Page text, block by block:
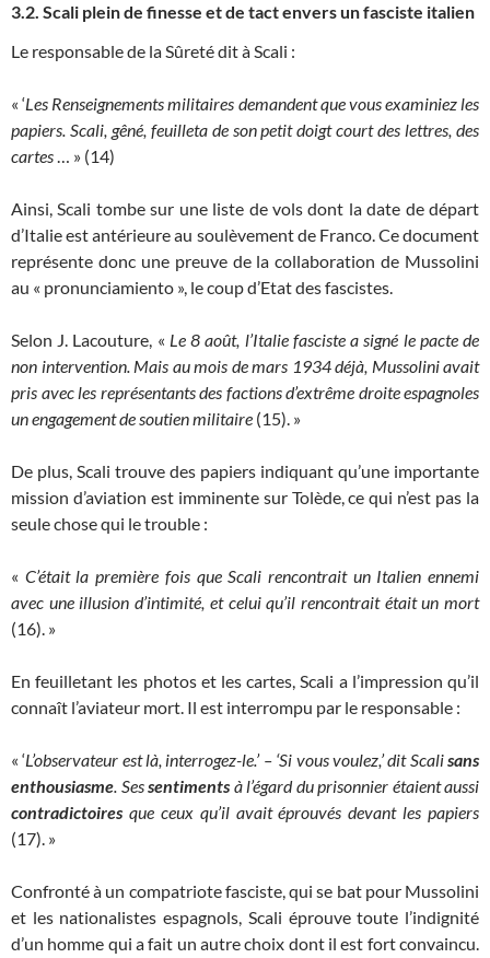
3.2. Scali plein de finesse et de tact envers un fasciste italien
Le responsable de la Sûreté dit à Scali :
« ‘Les Renseignements militaires demandent que vous examiniez les
papiers. Scali, gêné, feuilleta de son petit doigt court des lettres, des
cartes… » (14)
Ainsi, Scali tombe sur une liste de vols dont la date de départ
d’Italie est antérieure au soulèvement de Franco. Ce document
représente donc une preuve de la collaboration de Mussolini
au « pronunciamiento », le coup d’Etat des fascistes.
Selon J. Lacouture, « Le 8 août, l’Italie fasciste a signé le pacte de
non­ intervention. Mais au mois de mars 1934 déjà, Mussolini avait
pris avec les représentants des factions d’extrême droite espagnoles
un engagement de soutien militaire (15). »
De plus, Scali trouve des papiers indiquant qu’une importante
mission d’aviation est imminente sur Tolède, ce qui n’est pas la
seule chose qui le trouble :
« C’était la première fois que Scali rencontrait un Italien ennemi
avec une illusion d’intimité, et celui qu’il rencontrait était un mort
(16). »
En feuilletant les photos et les cartes, Scali a l’impression qu’il
connaît l’aviateur mort. Il est interrompu par le responsable :
« ‘L’observateur est là, interrogez-le.’ – ‘Si vous voulez,’ dit Scalisans
enthousiasme. Sessentiments à l’égard du prisonnier étaient aussi
contradictoires que ceux qu’il avait éprouvés devant les papiers
(17). »
Confronté à un compatriote fasciste, qui se bat pour Mussolini
et les nationalistes espagnols, Scali éprouve toute l’indignité
d’un homme qui a fait un autre choix dont il est fort convaincu.